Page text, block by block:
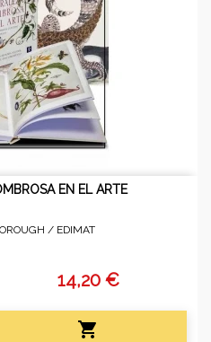
EN EL ARTE
/ EDIMAT
14,20 €
